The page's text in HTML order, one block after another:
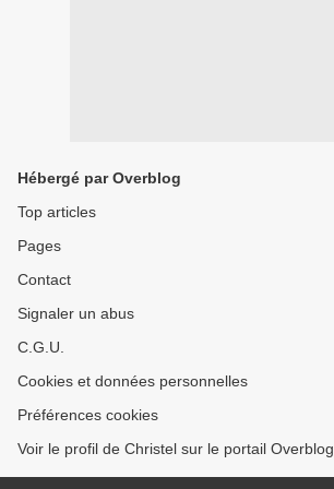
Hébergé par Overblog
Top articles
Pages
Contact
Signaler un abus
C.G.U.
Cookies et données personnelles
Préférences cookies
Voir le profil de Christel sur le portail Overblog